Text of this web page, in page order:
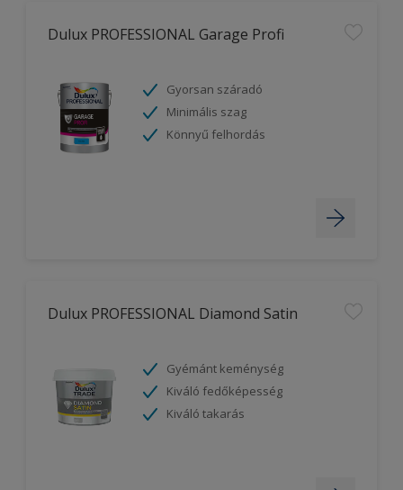
Dulux PROFESSIONAL Garage Profi
Gyorsan száradó
Minimális szag
Könnyű felhordás
Dulux PROFESSIONAL Diamond Satin
Gyémánt keménység
Kiváló fedőképesség
Kiváló takarás